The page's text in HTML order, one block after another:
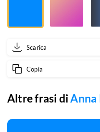
portafoglio.
I
poracci
so
che
non
Scarica
Copia
Altre frasi diAnna